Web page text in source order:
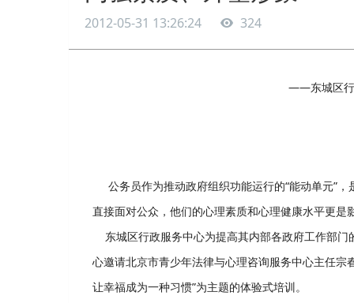
2012-05-31 13:26:24 324
——东城区行
公务员作为推动政府组织功能运行的“能动单元”
直接面对公众，他们的心理素质和心理健康水平更是
东城区行政服务中心为提高其内部各政府工作部
心邀请北京市青少年法律与心理咨询服务中心主任
让幸福成为一种习惯”为主题的体验式培训。